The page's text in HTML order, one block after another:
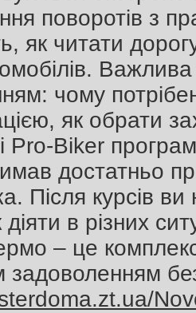
поворотів з
як читати
чому
як обрати
Pro-Biker
достатньо
Після курсів
діяти в різних
– це
задоволенням